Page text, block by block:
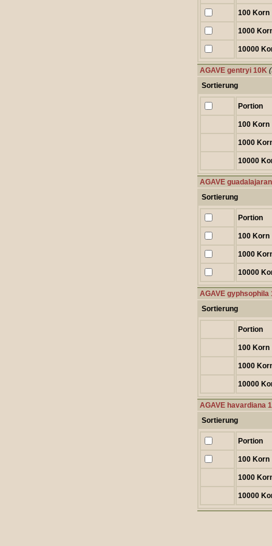
100 Korn
1000
10000
AGAVE gentryi 10K
Sortierung
Portion
100 Korn
1000
10000
AGAVE
Sortierung
Portion
100 Korn
1000
10000
AGAVE
Sortierung
Portion
100 Korn
1000
10000
AGAVE havardiana
Sortierung
Portion
100 Korn
1000
10000